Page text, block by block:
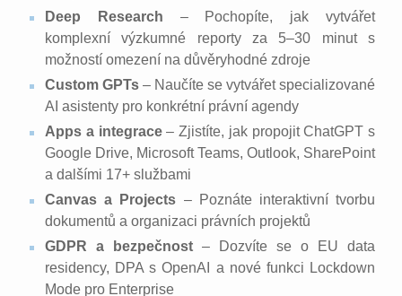
Deep Research – Pochopíte, jak vytvářet
komplexní výzkumné reporty za 5–30 minut s
možností omezení na důvěryhodné zdroje
Custom GPTs – Naučíte se vytvářet specializované
AI asistenty pro konkrétní právní agendy
Apps a integrace– Zjistíte, jak propojit ChatGPT s
Google Drive, Microsoft Teams, Outlook, SharePoint
a dalšími 17+ službami
Canvas a Projects – Poznáte interaktivní tvorbu
dokumentů a organizaci právních projektů
GDPR a bezpečnost – Dozvíte se o EU data
residency, DPA s OpenAI a nové funkci Lockdown
Mode pro Enterprise